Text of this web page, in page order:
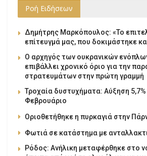
Ροή Ειδήσεων
Δημήτρης Μαρκόπουλος: «Το
επίτευγμά μας, που δοκιμάστηκε
Ο αρχηγός των ουκρανικών
επιβάλλει χρονικό όριο για την
στρατευμάτων στην πρώτη γραμμή
Τροχαία δυστυχήματα: Αύξηση
Φεβρουάριο
Οριοθετήθηκε η πυρκαγιά στην
Φωτιά σε κατάστημα με
Ρόδος: Ανήλικη μεταφέρθηκε στο